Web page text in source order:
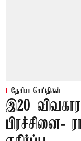
தேசிய செய்திகள்
இ20
பிரச்சினை-